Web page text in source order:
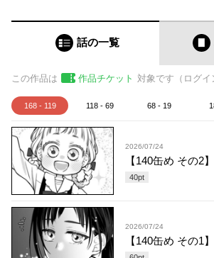
話の一覧
この作品は 作品チケット 対象です（ログイ
168 - 119 118 - 69 68 - 19
2026/07/24
【140缶め その2】
40pt
2026/07/24
【140缶め その1】